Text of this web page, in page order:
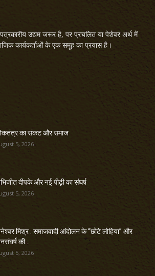
उद्यम जरूर है, पर प्रचलित या पेशेवर अर्थ में
कार्यकर्ताओं के एक समूह का प्रयास है।
का संकट और समाज
5, 2026
दीपके और नई पीढ़ी का संघर्ष
5, 2026
मिश्र : समाजवादी आंदोलन के “छोटे लोहिया” और
की...
5, 2026